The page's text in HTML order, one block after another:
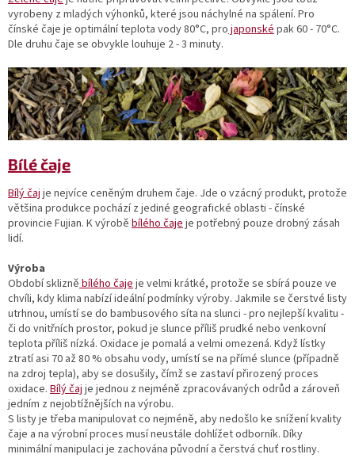
vyrobeny z mladých výhonků, které jsou náchylné na spálení. Pro
čínské čaje je optimální teplota vody 80°C, projaponsképak 60 - 70°C.
Dle druhu čaje se obvykle louhuje 2 - 3 minuty.
Bílé čaje
Bílý čaj je nejvíce ceněným druhem čaje. Jde o vzácný produkt, protože
většina produkce pochází z jediné geografické oblasti - čínské
provincie Fujian. K výrobě bílého čaje je potřebný pouze drobný zásah
lidí.
Výroba
Období sklizně bílého čaje je velmi krátké, protože se sbírá pouze ve
chvíli, kdy klima nabízí ideální podmínky výroby. Jakmile se čerstvé listy
utrhnou, umístí se do bambusového síta na slunci - pro nejlepší kvalitu -
či do vnitřních prostor, pokud je slunce příliš prudké nebo venkovní
teplota příliš nízká. Oxidace je pomalá a velmi omezená. Když lístky
ztratí asi 70 až 80 % obsahu vody, umístí se na přímé slunce (případně
na zdroj tepla), aby se dosušily, čímž se zastaví přirozený proces
oxidace. Bílý čaj je jednou z nejméně zpracovávaných odrůd a zároveň
jedním z nejobtížnějších na výrobu.
S listy je třeba manipulovat co nejméně, aby nedošlo ke snížení kvality
čaje a na výrobní proces musí neustále dohlížet odborník. Díky
minimální manipulaci je zachována původní a čerstvá chuť rostliny.